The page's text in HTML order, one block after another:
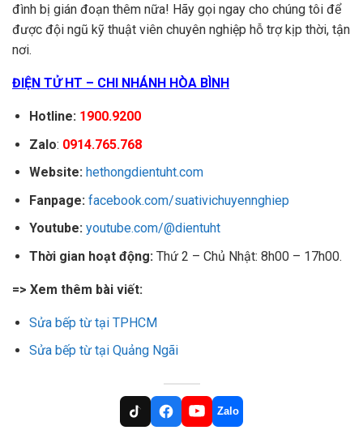
đình bị gián đoạn thêm nữa! Hãy gọi ngay cho chúng tôi để
được đội ngũ kỹ thuật viên chuyên nghiệp hỗ trợ kịp thời, tận
nơi.
ĐIỆN TỬ HT – CHI NHÁNH HÒA BÌNH
Hotline: 1900.9200
Zalo: 0914.765.768
Website: hethongdientuht.com
Fanpage: facebook.com/suativichuyennghiep
Youtube: youtube.com/@dientuht
Thời gian hoạt động:Thứ 2 – Chủ Nhật: 8h00 – 17h00.
=> Xem thêm bài viết:
Sửa bếp từ tại TPHCM
Sửa bếp từ tại Quảng Ngãi
Zalo